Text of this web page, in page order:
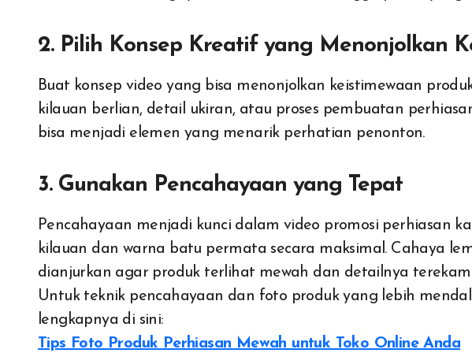
2. Pilih Konsep Kreatif yang Menonjolkan
Buat konsep video yang bisa menonjolkan keistimewaan
kilauan berlian, detail ukiran, atau proses pembuatan
bisa menjadi elemen yang menarik perhatian penonton.
3. Gunakan Pencahayaan yang Tepat
Pencahayaan menjadi kunci dalam video promosi perhiasan
kilauan dan warna batu permata secara maksimal. Cahaya
dianjurkan agar produk terlihat mewah dan detailnya terekam
Untuk teknik pencahayaan dan foto produk yang lebih
lengkapnya di sini:
Tips Foto Produk Perhiasan Mewah untuk Toko Online Anda